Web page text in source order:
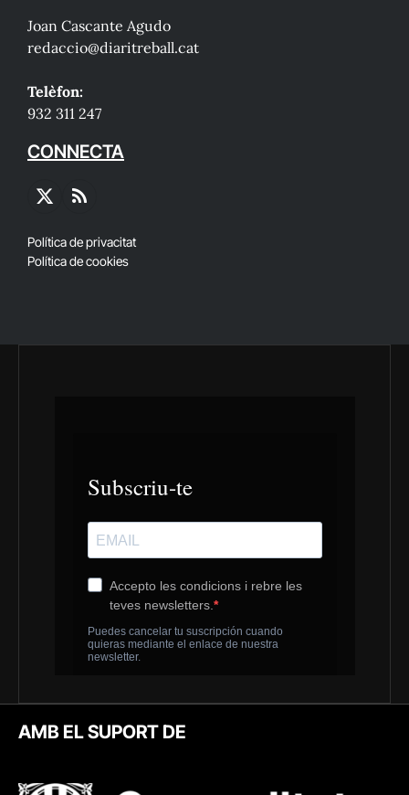
Joan Cascante Agudo
redaccio@diaritreball.cat
Telèfon:
932 311 247
CONNECTA
X
RSS
Política de privacitat
Política de cookies
AMB EL SUPORT DE